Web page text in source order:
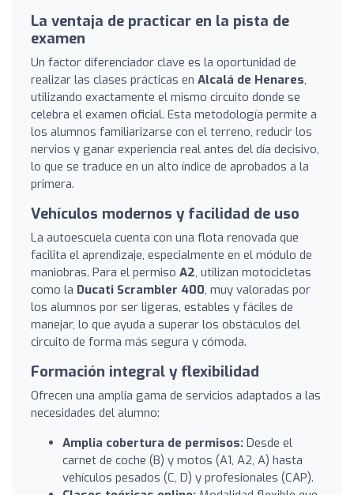
La ventaja de practicar en la pista de
examen
Un factor diferenciador clave es la oportunidad de
realizar las clases prácticas en Alcalá de Henares,
utilizando exactamente el mismo circuito donde se
celebra el examen oficial. Esta metodología permite a
los alumnos familiarizarse con el terreno, reducir los
nervios y ganar experiencia real antes del día decisivo,
lo que se traduce en un alto índice de aprobados a la
primera.
Vehículos modernos y facilidad de uso
La autoescuela cuenta con una flota renovada que
facilita el aprendizaje, especialmente en el módulo de
maniobras. Para el permiso A2, utilizan motocicletas
como la Ducati Scrambler 400, muy valoradas por
los alumnos por ser ligeras, estables y fáciles de
manejar, lo que ayuda a superar los obstáculos del
circuito de forma más segura y cómoda.
Formación integral y flexibilidad
Ofrecen una amplia gama de servicios adaptados a las
necesidades del alumno:
Amplia cobertura de permisos: Desde el
carnet de coche (B) y motos (A1, A2, A) hasta
vehículos pesados (C, D) y profesionales (CAP).